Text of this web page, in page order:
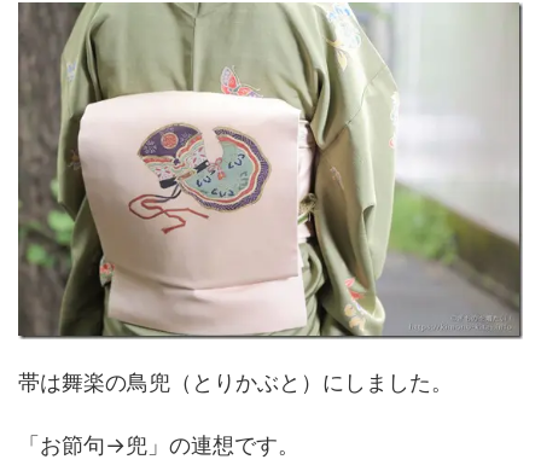
帯は舞楽の鳥兜（とりかぶと）にしました。
「お節句→兜」の連想です。